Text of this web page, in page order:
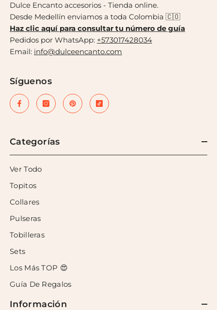
Dulce Encanto accesorios - Tienda online.
Desde Medellín enviamos a toda Colombia 🇨🇴
Haz clic aquí para consultar tu número de guía
Pedidos por WhatsApp: +573017428034
Email: info@dulceencanto.com
Síguenos
Categorías
Ver Todo
Topitos
Collares
Pulseras
Tobilleras
Sets
Los Más TOP 😍
Guía De Regalos
Información